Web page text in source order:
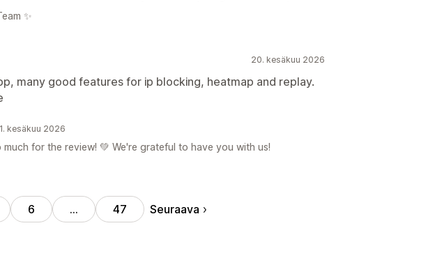
✨
20. kesäkuu 2026
many good features for ip blocking, heatmap and replay.
kesäkuu 2026
much for the review! 💚 We're grateful to have you with us!
6 … 47 Seuraava